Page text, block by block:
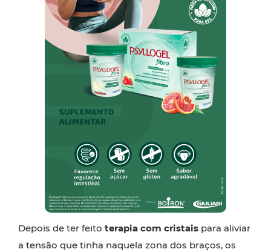
Depois de ter feito terapia com cristais para aliviar
a tensão que tinha naquela zona dos braços, os